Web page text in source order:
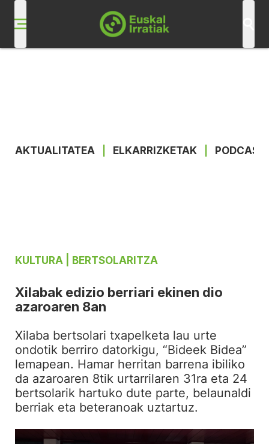
AKTUALITATEA ELKARRIZKETAK
KULTURA | BERTSOLARITZA
Xilabak edizio berriari ekinen dio
azaroaren 8an
Xilaba bertsolari txapelketa lau urte
ondotik berriro datorkigu, “Bideek Bidea”
lemapean. Hamar herritan barrena ibiliko
da azaroaren 8tik urtarrilaren 31ra eta 24
bertsolarik hartuko dute parte, belaunaldi
berriak eta beteranoak uztartuz.